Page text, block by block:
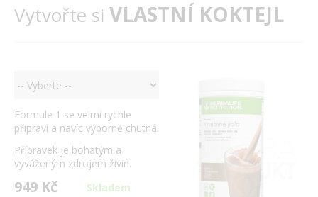
Vytvořte si VLASTNÍ KOKTEJL
Formule 1 se velmi rychle
připraví a navíc výborně chutná.
Přípravek je bohatým a
vyváženým zdrojem živin.
949 Kč Skladem